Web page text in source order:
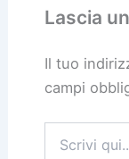
Lascia
Il tuo
campi
qui..